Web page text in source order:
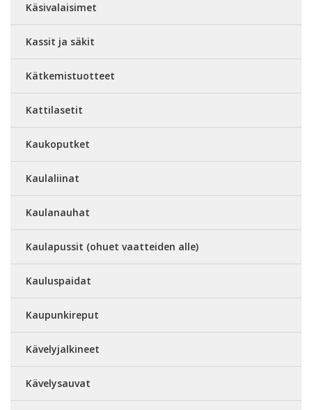
Käsivalaisimet
Kassit ja säkit
Kätkemistuotteet
Kattilasetit
Kaukoputket
Kaulaliinat
Kaulanauhat
Kaulapussit (ohuet vaatteiden alle)
Kauluspaidat
Kaupunkireput
Kävelyjalkineet
Kävelysauvat